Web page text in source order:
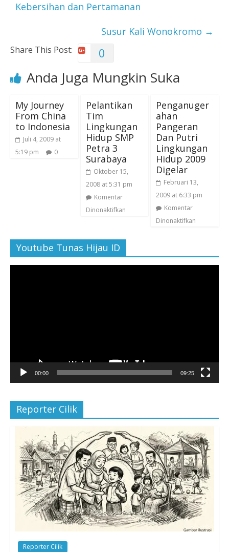
Kebersihan dan Pertamanan
Susur Kali Wonokromo →
Share This Post: 0
Anda Juga Mungkin Suka
My Journey
From China
to Indonesia
Juli 4, 2009 at
5:19 pm
0
Pelantikan
Tim
Lingkungan
Hidup SMP
Petra 3
Surabaya
Oktober 15,
2008 at 5:31 pm
Komentar
Dinonaktifkan
Penganuger
ahan
Pangeran
Dan Putri
Lingkungan
Hidup 2009
Digelar
Februari 13,
2009 at 6:33 pm
Komentar
Dinonaktifkan
Youtube Tunas Hijau ID
00:00 09:25
Reporter Cilik
Reporter Cilik